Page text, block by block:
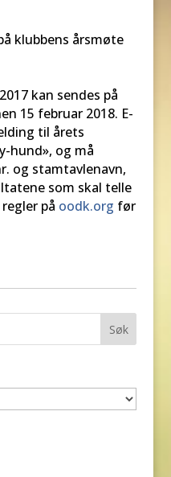
klubbens årsmøte
kan sendes på
15 februar 2018. E-
til årets
hund», og må
og stamtavlenavn,
som skal telle
på oodk.org før
Søk